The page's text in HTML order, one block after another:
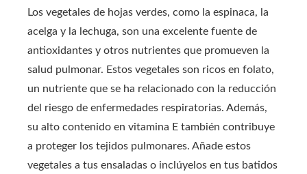
Los vegetales de hojas verdes, como la espinaca, la
acelga y la lechuga, son una excelente fuente de
antioxidantes y otros nutrientes que promueven la
salud pulmonar. Estos vegetales son ricos en folato,
un nutriente que se ha relacionado con la reducción
del riesgo de enfermedades respiratorias. Además,
su alto contenido en vitamina E también contribuye
a proteger los tejidos pulmonares. Añade estos
vegetales a tus ensaladas o inclúyelos en tus batidos